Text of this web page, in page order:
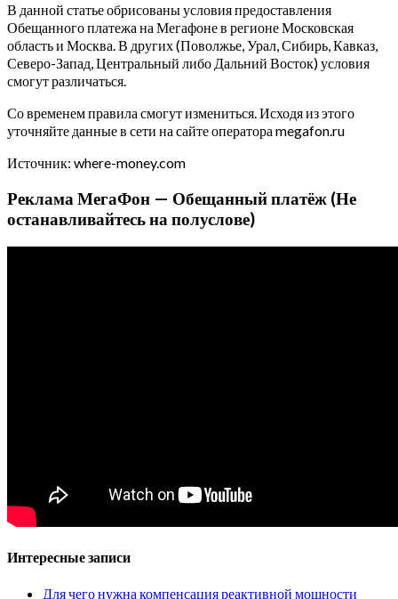
В данной статье обрисованы условия предоставления
Обещанного платежа на Мегафоне в регионе Московская
область и Москва. В других (Поволжье, Урал, Сибирь, Кавказ,
Северо-Запад, Центральный либо Дальний Восток) условия
смогут различаться.
Со временем правила смогут измениться. Исходя из этого
уточняйте данные в сети на сайте оператора megafon.ru
Источник: where-money.com
Реклама МегаФон — Обещанный платёж (Не
останавливайтесь на полуслове)
Интересные записи
Для чего нужна компенсация реактивной мощности